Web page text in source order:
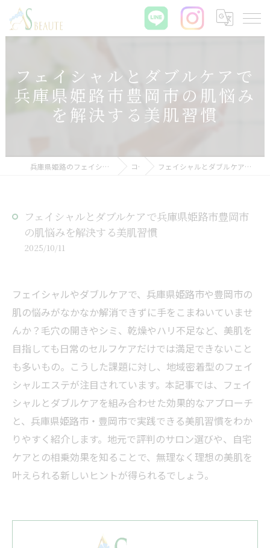
フェイシャルとダブルケアで
兵庫県姫路市豊岡市の肌悩み
を解決する美肌習慣
兵庫県姫路のフェイシャルエステなら肌質改善サロン ASBEAUTE コラム フェイシャルとダブルケアで兵庫県姫路市豊岡市の肌悩みを解決する美肌習慣
フェイシャルとダブルケアで兵庫県姫路市豊岡市
の肌悩みを解決する美肌習慣
2025/10/11
フェイシャルやダブルケアで、兵庫県姫路市や豊岡市の
肌の悩みがなかなか解消できずに手をこまねいていませ
んか？毛穴の開きやシミ、乾燥やハリ不足など、美肌を
目指しても日常のセルフケアだけでは満足できないこと
も多いもの。こうした課題に対し、地域密着型のフェイ
シャルエステが注目されています。本記事では、フェイ
シャルとダブルケアを組み合わせた効果的なアプローチ
と、兵庫県姫路市・豊岡市で実践できる美肌習慣をわか
りやすく紹介します。地元で評判のサロン選びや、自宅
ケアとの相乗効果を知ることで、無理なく理想の美肌を
叶えられる新しいヒントが得られるでしょう。